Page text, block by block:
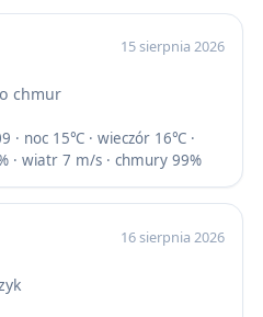
15 sierpnia 2026
chmur
· noc 15℃ · wieczór 16℃ ·
· wiatr 7 m/s · chmury 99%
16 sierpnia 2026